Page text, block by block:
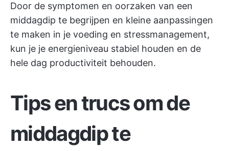
Door de symptomen en oorzaken van een
middagdip te begrijpen en kleine aanpassingen
te maken in je voeding en stressmanagement,
kun je je energieniveau stabiel houden en de
hele dag productiviteit behouden.
Tips en trucs om de
middagdip te